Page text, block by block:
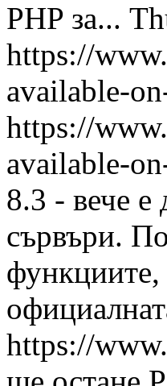
PHP за...
https://
available-
https://
available-
8.3 - вече е
сървъри.
функциите,
https://